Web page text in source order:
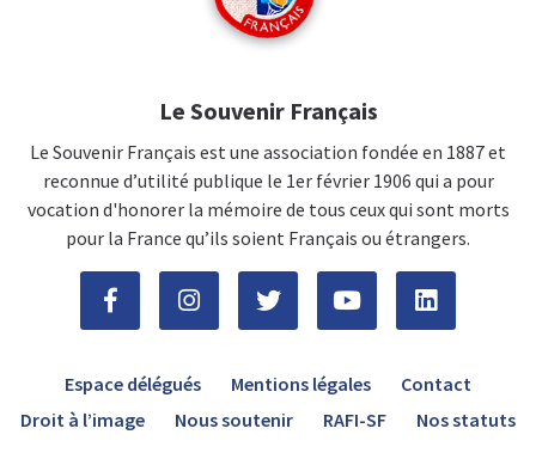
Le Souvenir Français
Le Souvenir Français est une association fondée en 1887 et
reconnue d’utilité publique le 1er février 1906 qui a pour
vocation d'honorer la mémoire de tous ceux qui sont morts
pour la France qu’ils soient Français ou étrangers.
Espace délégués Mentions légales
Contact
Droit à l’image
Nous soutenir RAFI-SF Nos statuts